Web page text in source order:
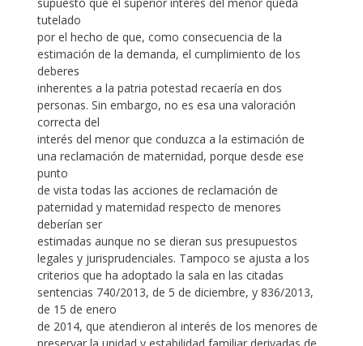
tutelado
por el hecho de que, como consecuencia de la
estimación de la demanda, el cumplimiento de los
deberes
inherentes a la patria potestad recaería en dos
personas. Sin embargo, no es esa una valoración
correcta del
interés del menor que conduzca a la estimación de
una reclamación de maternidad, porque desde ese
punto
de vista todas las acciones de reclamación de
paternidad y maternidad respecto de menores
deberían ser
estimadas aunque no se dieran sus presupuestos
legales y jurisprudenciales. Tampoco se ajusta a los
criterios que ha adoptado la sala en las citadas
sentencias 740/2013, de 5 de diciembre, y 836/2013,
de 15 de enero
de 2014, que atendieron al interés de los menores de